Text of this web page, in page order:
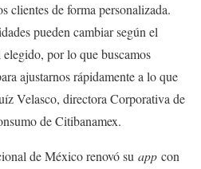
clientes de forma personalizada.
pueden cambiar según el
por lo que buscamos
ajustarnos rápidamente a lo que
Velasco, directora Corporativa de
de Citibanamex.
de México renovó su app con